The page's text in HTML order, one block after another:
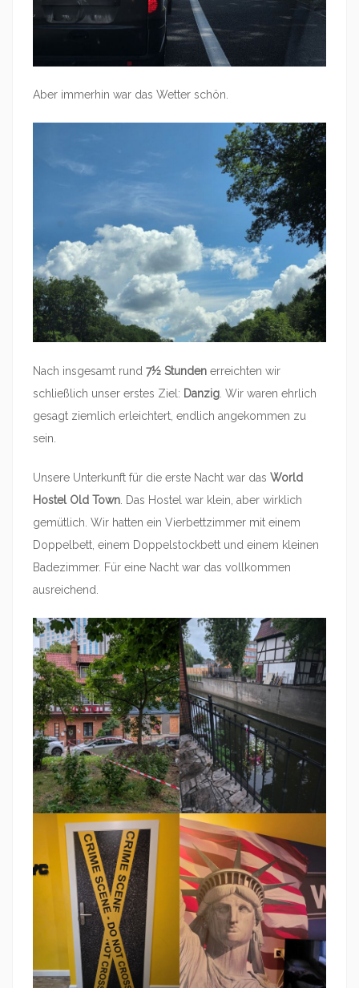
Aber immerhin war das Wetter schön.
Nach insgesamt rund 7½ Stunden erreichten wir
schließlich unser erstes Ziel: Danzig . Wir waren ehrlich
gesagt ziemlich erleichtert, endlich angekommen zu
sein.
Unsere Unterkunft für die erste Nacht war das World
Hostel Old Town . Das Hostel war klein, aber wirklich
gemütlich. Wir hatten ein Vierbettzimmer mit einem
Doppelbett, einem Doppelstockbett und einem kleinen
Badezimmer. Für eine Nacht war das vollkommen
ausreichend.